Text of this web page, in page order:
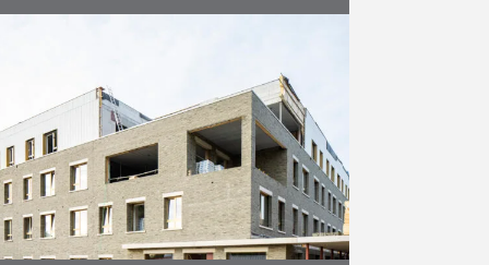
ondergrondse parkeergarage met
68 plaatsen voor het OCMW van
Halle. Een dementieterras wordt
tegen de zomer nog opgeleverd.
“Eind …
Meer